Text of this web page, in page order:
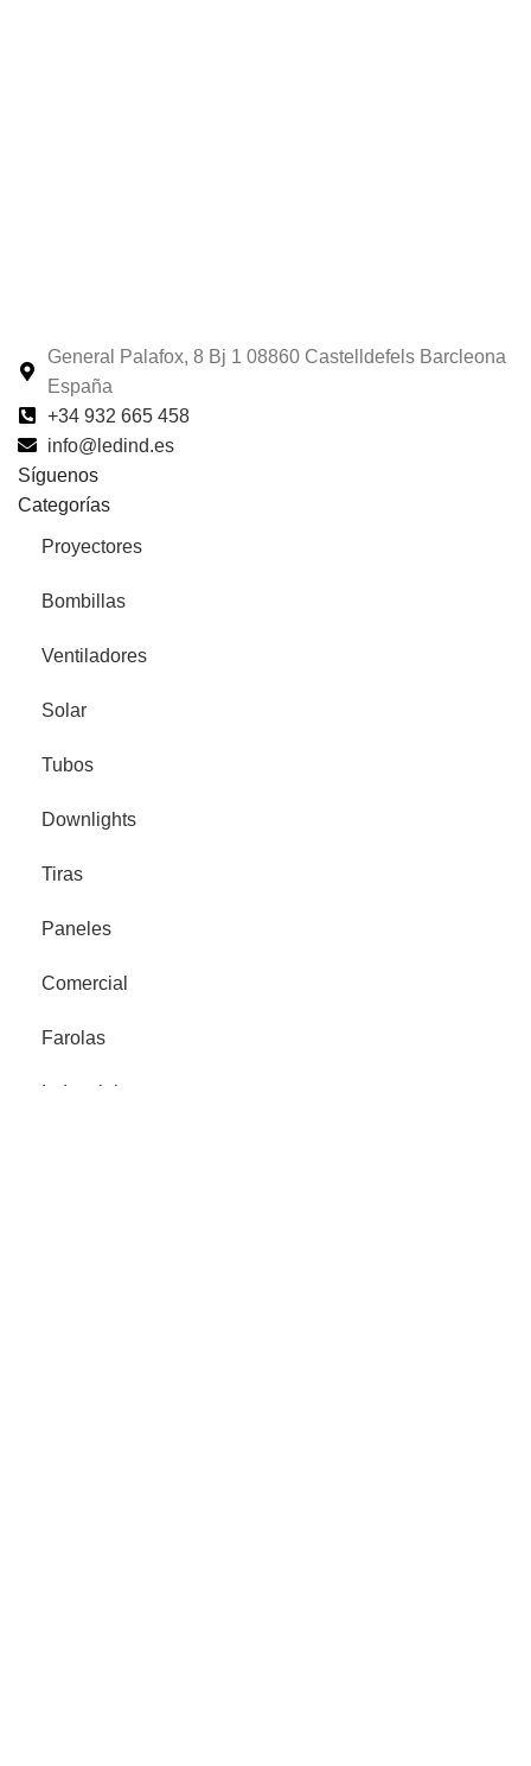
General Palafox, 8 Bj 1 08860 Castelldefels Barcleona
España
+34 932 665 458‬
info@ledind.es
Síguenos
Categorías
Proyectores
Bombillas
Ventiladores
Solar
Tubos
Downlights
Tiras
Paneles
Comercial
Farolas
Industrial